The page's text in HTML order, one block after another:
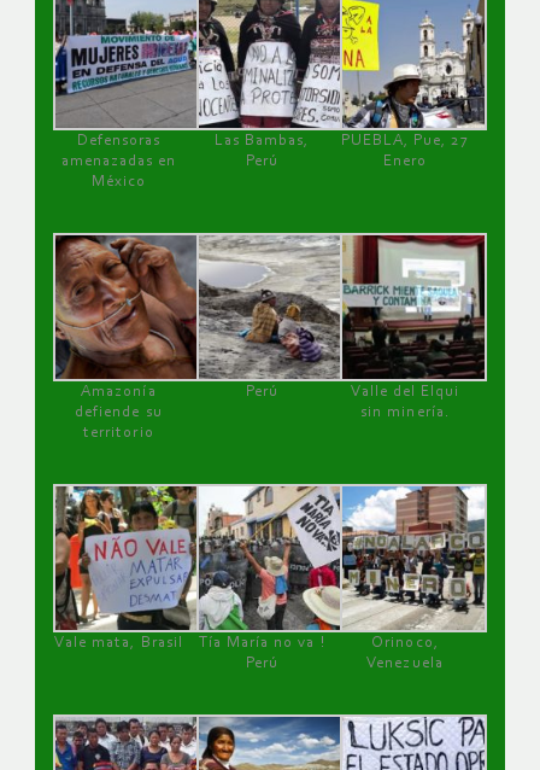
Defensoras
amenazadas en
México
Las Bambas,
Perú
PUEBLA, Pue, 27
Enero
Amazonía
defiende su
territorio
Perú
Valle del Elqui
sin minería.
Vale mata, Brasil
Tía María no va !
Perú
Orinoco,
Venezuela